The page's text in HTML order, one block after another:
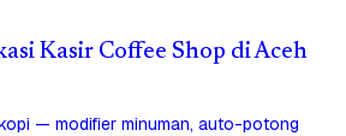
Kasir Coffee Shop di Aceh
— modifier minuman, auto-potong